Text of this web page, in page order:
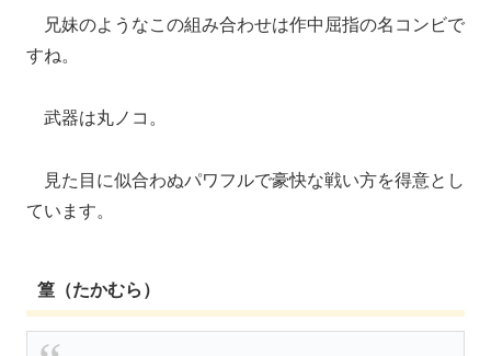
兄妹のようなこの組み合わせは作中屈指の名コンビで
すね。
武器は丸ノコ。
見た目に似合わぬパワフルで豪快な戦い方を得意とし
ています。
篁（たかむら）